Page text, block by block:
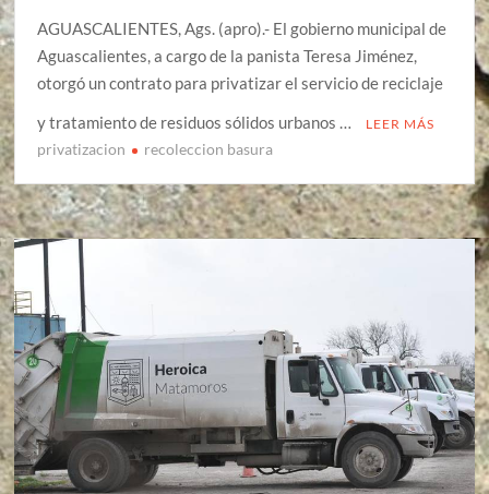
AGUASCALIENTES, Ags. (apro).- El gobierno municipal de
Aguascalientes, a cargo de la panista Teresa Jiménez,
otorgó un contrato para privatizar el servicio de reciclaje
y tratamiento de residuos sólidos urbanos …
LEER MÁS
privatizacion recoleccion basura